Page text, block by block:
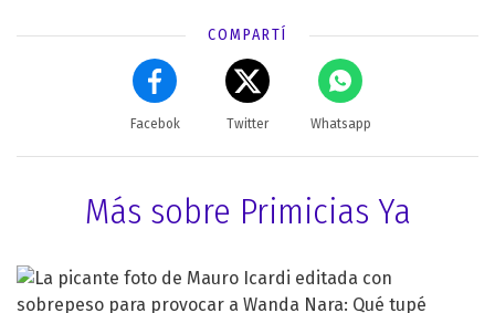
COMPARTÍ
Facebok Twitter Whatsapp
Más sobre Primicias Ya